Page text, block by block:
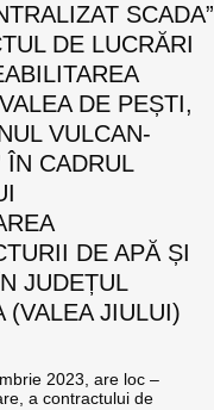
SCADA”
DE LUCRĂRI
DE PEȘTI,
VULCAN-
ÎN CADRUL
DE APĂ ȘI
JUDEȚUL
(VALEA JIULUI)
2023, are loc –
a contractului de